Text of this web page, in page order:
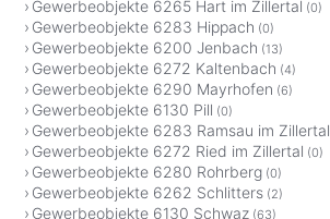
Gewerbeobjekte 6265 Hart im Zillertal (0)
Gewerbeobjekte 6283 Hippach (0)
Gewerbeobjekte 6200 Jenbach (13)
Gewerbeobjekte 6272 Kaltenbach (4)
Gewerbeobjekte 6290 Mayrhofen (6)
Gewerbeobjekte 6130 Pill (0)
Gewerbeobjekte 6283 Ramsau im Zillertal
Gewerbeobjekte 6272 Ried im Zillertal (0)
Gewerbeobjekte 6280 Rohrberg (0)
Gewerbeobjekte 6262 Schlitters (2)
Gewerbeobjekte 6130 Schwaz (63)